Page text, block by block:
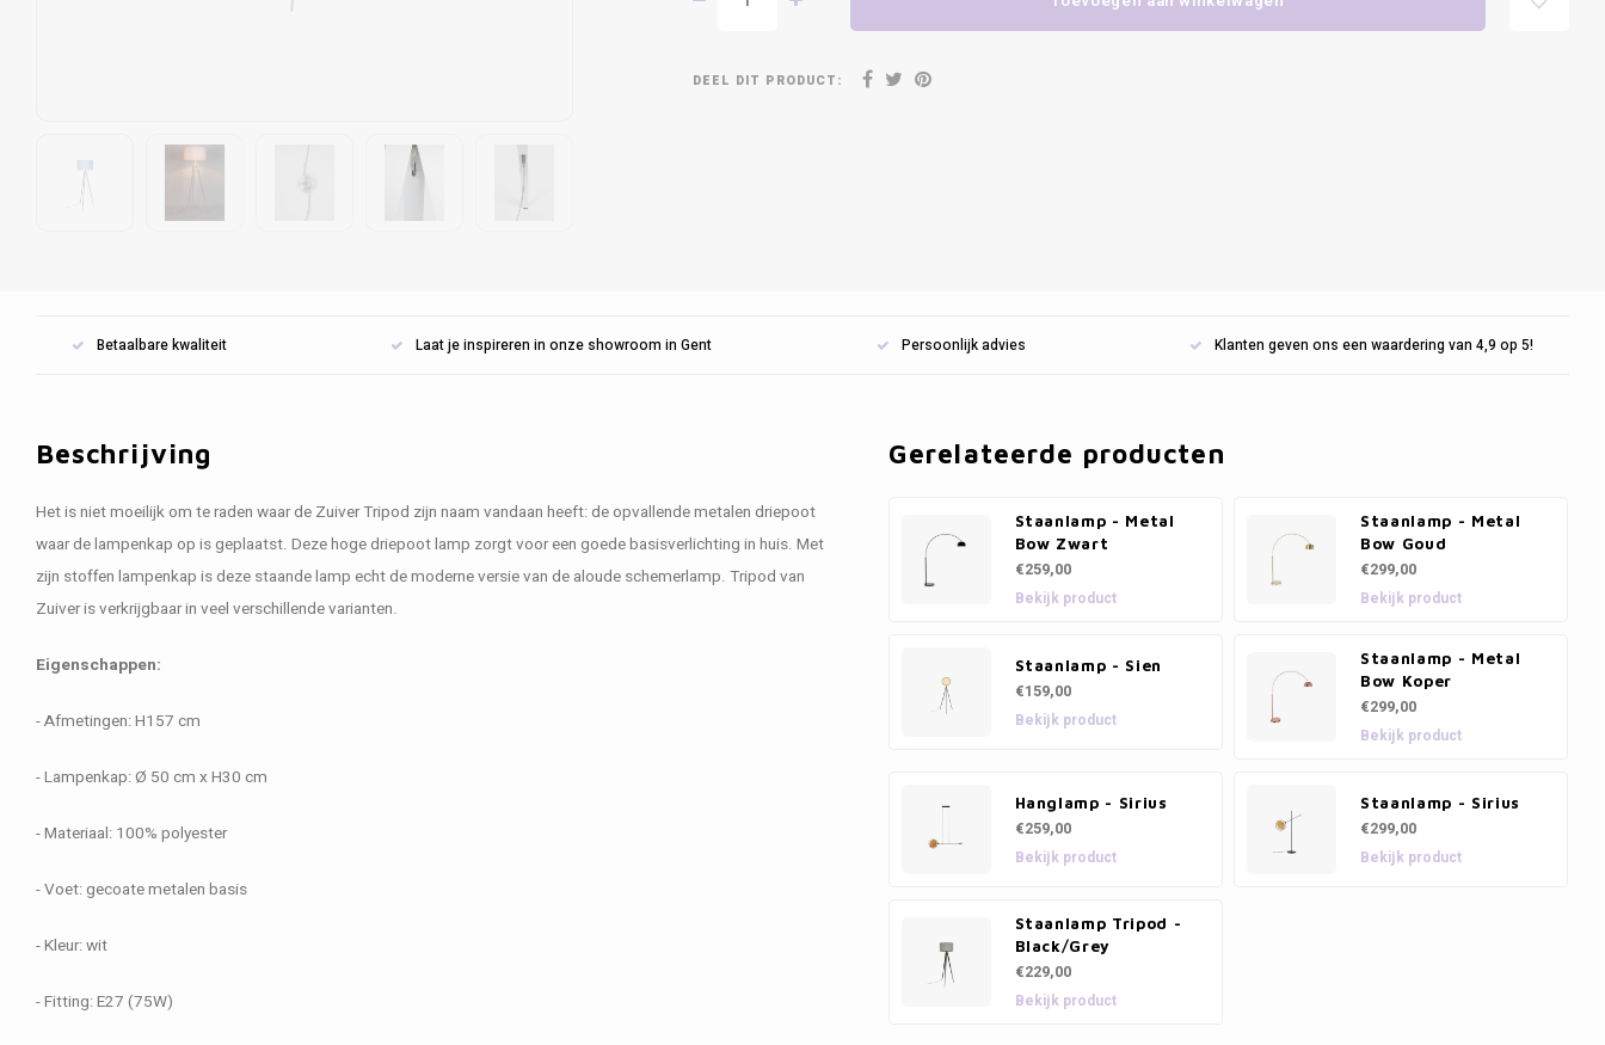
DEEL DIT PRODUCT:
Betaalbare kwaliteit Laat je inspireren in onze showroom in Gent Persoonlijk advies Klanten geven ons een waardering van 4,9 op 5!
Beschrijving
Het is niet moeilijk om te raden waar de Zuiver Tripod zijn naam vandaan heeft: de opvallende metalen driepoot
waar de lampenkap op is geplaatst. Deze hoge driepoot lamp zorgt voor een goede basisverlichting in huis. Met
zijn stoffen lampenkap is deze staande lamp echt de moderne versie van de aloude schemerlamp. Tripod van
Zuiver is verkrijgbaar in veel verschillende varianten.
Eigenschappen:
- Afmetingen: H157 cm
- Lampenkap: Ø 50 cm x H30 cm
- Materiaal: 100% polyester
- Voet: gecoate metalen basis
- Kleur: wit
- Fitting: E27 (75W)
Gerelateerde producten
Staanlamp - Metal
Bow Zwart
€259,00
Bekijk product
Staanlamp - Metal
Bow Goud
€299,00
Bekijk product
Staanlamp - Sien
€159,00
Bekijk product
Staanlamp - Metal
Bow Koper
€299,00
Bekijk product
Hanglamp - Sirius
€259,00
Bekijk product
Staanlamp - Sirius
€299,00
Bekijk product
Staanlamp Tripod -
Black/Grey
€229,00
Bekijk product